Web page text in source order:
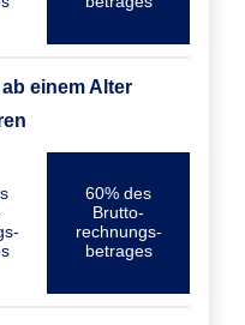
einem Alter
60% des
Brutto­
rechnungs­
betrages